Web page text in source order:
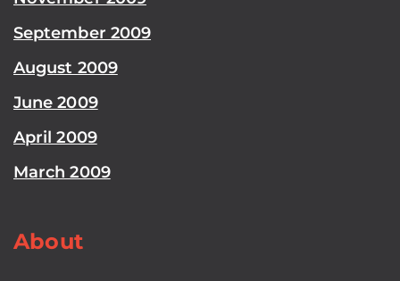
September 2009
August 2009
June 2009
April 2009
March 2009
About